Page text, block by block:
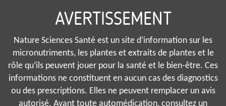
AVERTISSEMENT
Nature Sciences Santé est un site d’information sur les
micronutriments, les plantes et extraits de plantes et le
rôle qu’ils peuvent jouer pour la santé et le bien-être. Ces
informations ne constituent en aucun cas des diagnostics
ou des prescriptions. Elles ne peuvent remplacer un avis
autorisé. Avant toute automédication, consultez un